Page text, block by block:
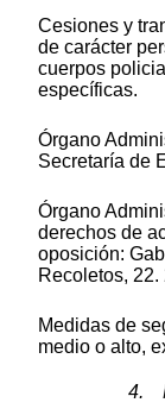
Cesiones y
de carácter
cuerpos
específicas.
Órgano
Secretaría de
Órgano
derechos de
oposición:
Recoletos,
Medidas de
medio o alto,
4.